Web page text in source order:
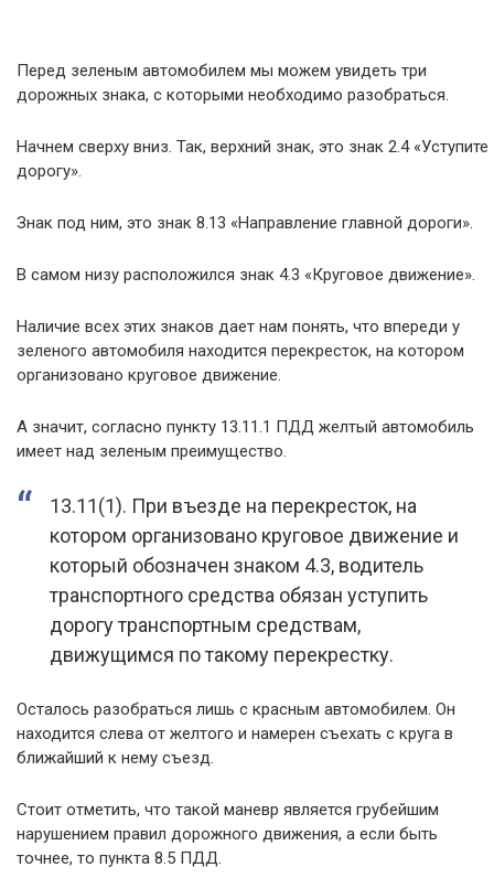
Перед зеленым автомобилем мы можем увидеть три
дорожных знака, с которыми необходимо разобраться.
Начнем сверху вниз. Так, верхний знак, это знак 2.4 «Уступите
дорогу».
Знак под ним, это знак 8.13 «Направление главной дороги».
В самом низу расположился знак 4.3 «Круговое движение».
Наличие всех этих знаков дает нам понять, что впереди у
зеленого автомобиля находится перекресток, на котором
организовано круговое движение.
А значит, согласно пункту 13.11.1 ПДД желтый автомобиль
имеет над зеленым преимущество.
13.11(1). При въезде на перекресток, на
котором организовано круговое движение и
который обозначен знаком 4.3, водитель
транспортного средства обязан уступить
дорогу транспортным средствам,
движущимся по такому перекрестку.
Осталось разобраться лишь с красным автомобилем. Он
находится слева от желтого и намерен съехать с круга в
ближайший к нему съезд.
Стоит отметить, что такой маневр является грубейшим
нарушением правил дорожного движения, а если быть
точнее, то пункта 8.5 ПДД.